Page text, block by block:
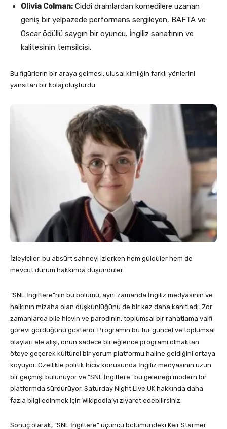
Olivia Colman: Ciddi dramlardan komedilere uzanan
geniş bir yelpazede performans sergileyen, BAFTA ve
Oscar ödüllü saygın bir oyuncu. İngiliz sanatının ve
kalitesinin temsilcisi.
Bu figürlerin bir araya gelmesi, ulusal kimliğin farklı yönlerini
yansıtan bir kolaj oluşturdu.
İzleyiciler, bu absürt sahneyi izlerken hem güldüler hem de
mevcut durum hakkında düşündüler.
“SNL İngiltere”nin bu bölümü, aynı zamanda İngiliz medyasının ve
halkının mizaha olan düşkünlüğünü de bir kez daha kanıtladı. Zor
zamanlarda bile hicvin ve parodinin, toplumsal bir rahatlama valfi
görevi gördüğünü gösterdi. Programın bu tür güncel ve toplumsal
olayları ele alışı, onun sadece bir eğlence programı olmaktan
öteye geçerek kültürel bir yorum platformu haline geldiğini ortaya
koyuyor. Özellikle politik hiciv konusunda İngiliz medyasının uzun
bir geçmişi bulunuyor ve “SNL İngiltere” bu geleneği modern bir
platformda sürdürüyor. Saturday Night Live UK hakkında daha
fazla bilgi edinmek için Wikipedia’yı ziyaret edebilirsiniz.
Sonuç olarak, “SNL İngiltere” üçüncü bölümündeki Keir Starmer